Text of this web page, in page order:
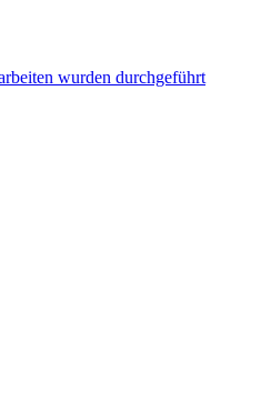
wurden durchgeführt